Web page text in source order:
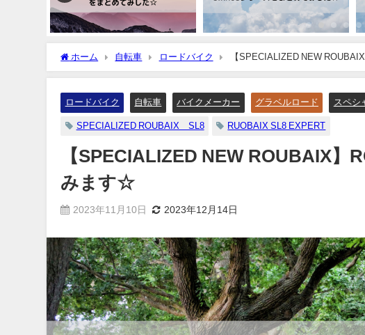
ホーム 自転車 ロードバイク 【SPECIALIZED NEW
ロードバイク 自転車 バイクメーカー グラベルロード スペシ
SPECIALIZED ROUBAIX SL8 RUOBAIX SL8 EXPERT
【SPECIALIZED NEW ROUBAIX】
みます☆
2023年11月10日 2023年12月14日